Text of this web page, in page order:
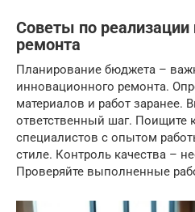
Советы по реализации
ремонта
Планирование бюджета –
инновационного ремонта.
материалов и работ заранее.
ответственный шаг. Поищите
специалистов с опытом
стиле. Контроль качества –
Проверяйте выполненные